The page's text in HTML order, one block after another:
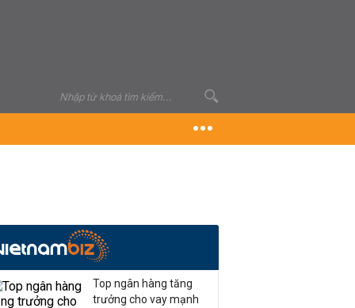
Top ngân hàng tăng
trưởng cho vay mạnh